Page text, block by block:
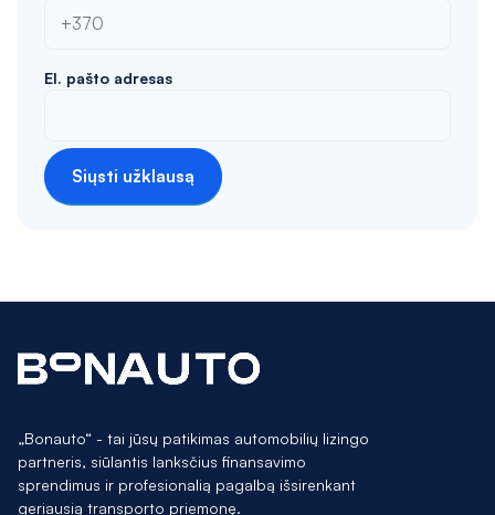
El. pašto adresas
Siųsti užklausą
„Bonauto“ - tai jūsų patikimas automobilių lizingo
partneris, siūlantis lanksčius finansavimo
sprendimus ir profesionalią pagalbą išsirenkant
geriausią transporto priemonę.